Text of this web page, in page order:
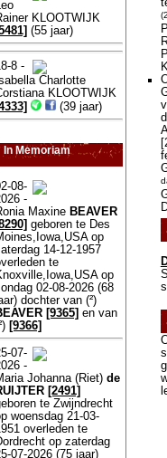
Leo
KLOOTWIJK
(55 jaar)
8 -
Charlotte
KLOOTWIJK
(39 jaar)
In Memoriam
08-
-
Maxine BEAVER
geboren te Des
op
14-12-1957
te
op
02-08-2026 (68
dochter van (²)
[9365] en van
[9366]
07-
-
Johanna (Riet) de
[2491]
te Zwijndrecht
woensdag 21-03-
overleden te
op zaterdag
07-2026 (75 jaar)